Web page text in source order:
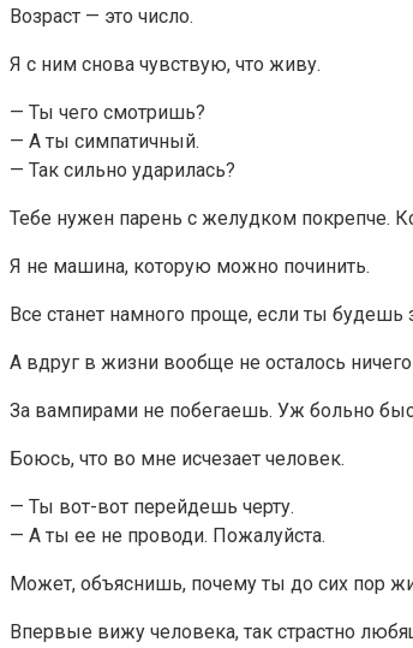
Возраст — это число.
Я с ним снова чувствую, что живу.
— Ты чего смотришь?
— А ты симпатичный.
— Так сильно ударилась?
Тебе нужен парень с желудком покрепче.
Я не машина, которую можно починить.
Все станет намного проще, если ты будешь
А вдруг в жизни вообще не осталось
За вампирами не побегаешь. Уж больно
Боюсь, что во мне исчезает человек.
— Ты вот-вот перейдешь черту.
— А ты ее не проводи. Пожалуйста.
Может, объяснишь, почему ты до сих пор
Впервые вижу человека, так страстно